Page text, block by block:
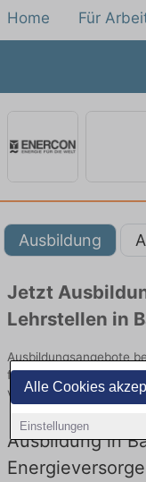
Alle Cookies
Einstellungen
Home Für
Ausbildung
Jetzt
Lehrstellen in
Ausbildungsangebote
finden Sie von
von Top-Arbeitgebern
Ausbildung in